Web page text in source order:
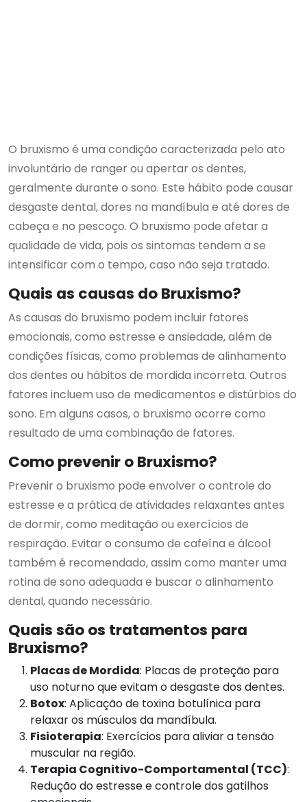
O bruxismo é uma condição caracterizada pelo ato
involuntário de ranger ou apertar os dentes,
geralmente durante o sono. Este hábito pode causar
desgaste dental, dores na mandíbula e até dores de
cabeça e no pescoço. O bruxismo pode afetar a
qualidade de vida, pois os sintomas tendem a se
intensificar com o tempo, caso não seja tratado.
Quais as causas do Bruxismo?
As causas do bruxismo podem incluir fatores
emocionais, como estresse e ansiedade, além de
condições físicas, como problemas de alinhamento
dos dentes ou hábitos de mordida incorreta. Outros
fatores incluem uso de medicamentos e distúrbios do
sono. Em alguns casos, o bruxismo ocorre como
resultado de uma combinação de fatores.
Como prevenir o Bruxismo?
Prevenir o bruxismo pode envolver o controle do
estresse e a prática de atividades relaxantes antes
de dormir, como meditação ou exercícios de
respiração. Evitar o consumo de cafeína e álcool
também é recomendado, assim como manter uma
rotina de sono adequada e buscar o alinhamento
dental, quando necessário.
Quais são os tratamentos para
Bruxismo?
Placas de Mordida: Placas de proteção para
uso noturno que evitam o desgaste dos dentes.
Botox: Aplicação de toxina botulínica para
relaxar os músculos da mandíbula.
Fisioterapia: Exercícios para aliviar a tensão
muscular na região.
Terapia Cognitivo-Comportamental (TCC):
Redução do estresse e controle dos gatilhos